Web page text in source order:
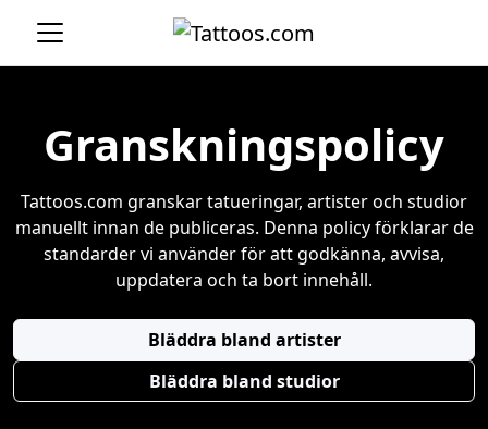
Granskningspolicy
Tattoos.com granskar tatueringar, artister och studior
manuellt innan de publiceras. Denna policy förklarar de
standarder vi använder för att godkänna, avvisa,
uppdatera och ta bort innehåll.
Bläddra bland artister
Bläddra bland studior